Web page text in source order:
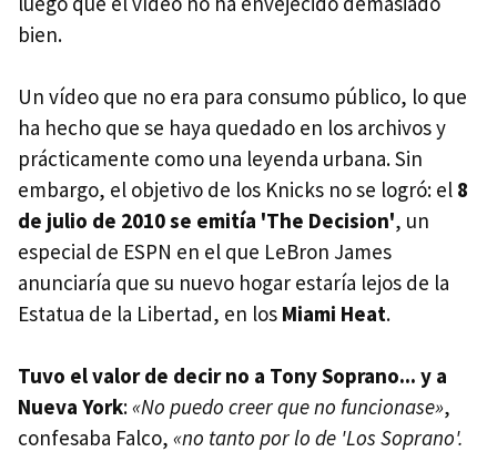
bien.
Un vídeo que no era para consumo público, lo que
ha hecho que se haya quedado en los archivos y
prácticamente como una leyenda urbana. Sin
embargo, el objetivo de los Knicks no se logró: el 8
de julio de 2010 se emitía 'The Decision', un
especial de ESPN en el que LeBron James
anunciaría que su nuevo hogar estaría lejos de la
Estatua de la Libertad, en los Miami Heat.
Tuvo el valor de decir no a Tony Soprano... y a
Nueva York:«No puedo creer que no funcionase»,
confesaba Falco, «no tanto por lo de 'Los Soprano'.